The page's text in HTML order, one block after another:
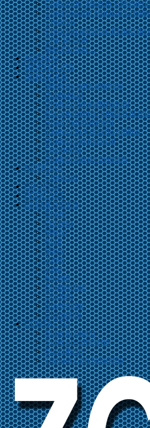
Grabación, Mezcla y
Composición Musical
Creativa
Creación artística. El arte de
One To One
Más Cursos…
AGENDA
VIDEOCLIPS
SERVICIOS
Músicos para eventos
Publicidad
Producción audiovisual
Asesoramiento jurídico al
Road management
Ilustración y diseño gráfico
Producción musical
Fotografía
Producción de eventos
NOTICIAS
Crónicas
GRUPOS
PODCAST
EFEMÉRIDES
Enero
Febrero
Marzo
Abril
Mayo
Junio
Julio
Agosto
Septiembre
Octubre
Noviembre
Diciembre
CONTACTO
Sube tu grupo
Sube un concierto
Suscríbete
Trabaja Con Nosotros